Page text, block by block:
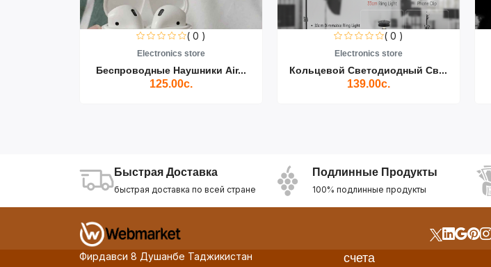
( 0 )
Electronics store
Беспроводные Наушники Air...
125.00с.
( 0 )
Electronics store
Кольцевой Светодиодный Св...
139.00с.
Быстрая Доставка
быстрая доставка по всей стране
Подлинные Продукты
100% подлинные продукты
Фирдавси 8 Душанбе Таджикистан
счета